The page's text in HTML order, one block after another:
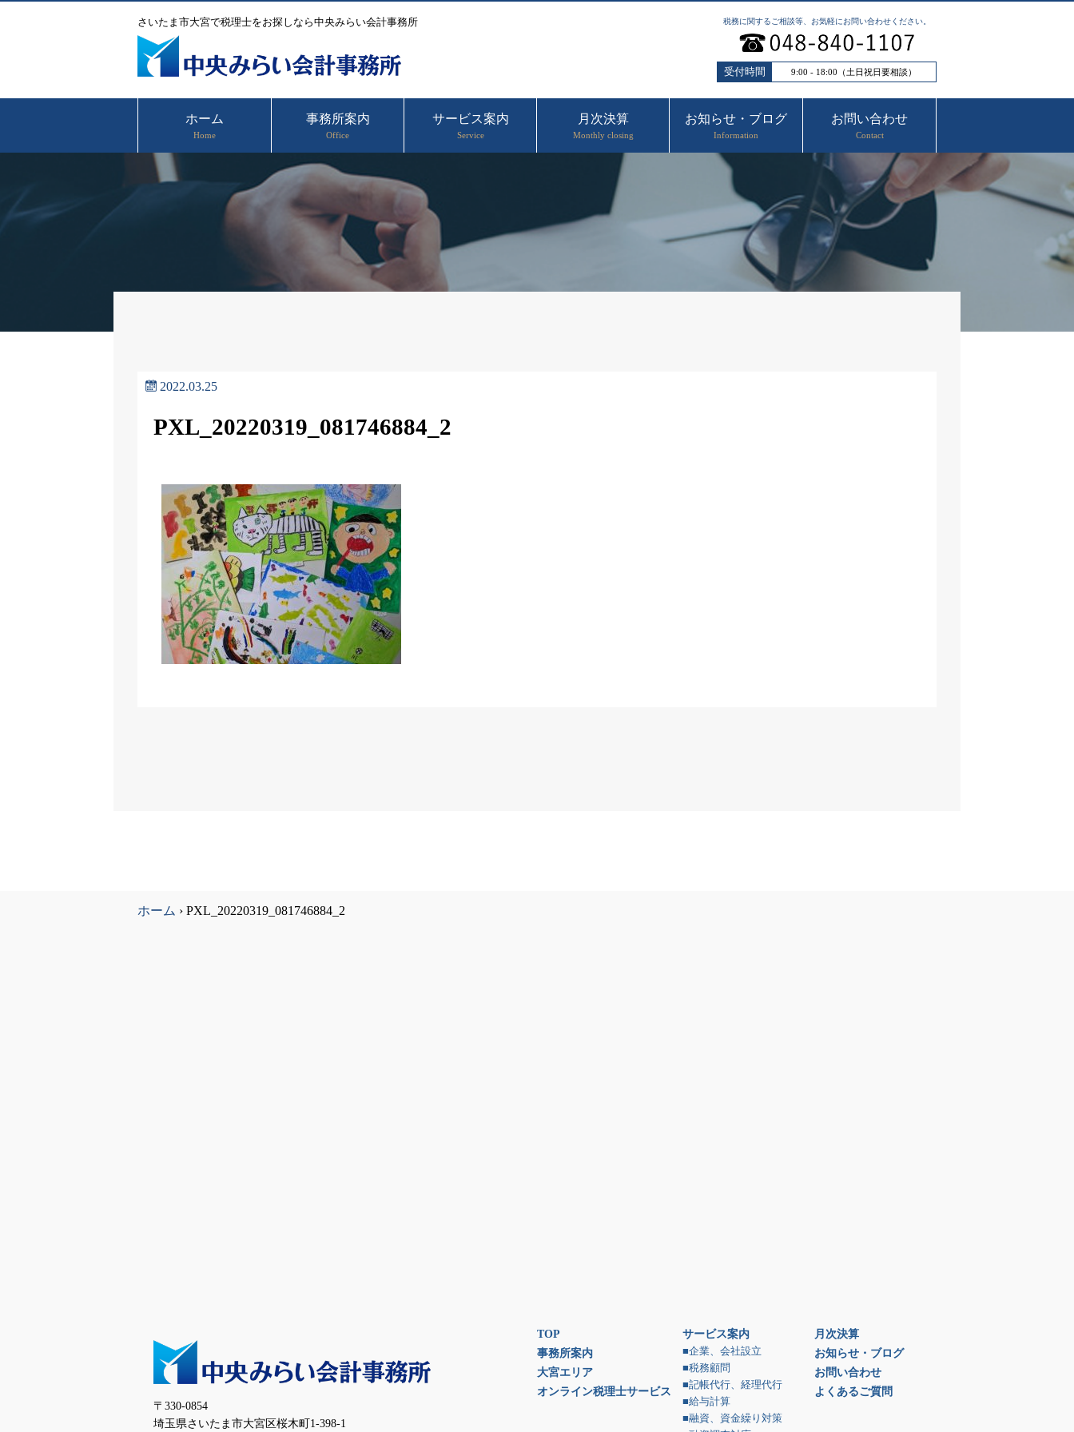
さいたま市大宮で税理士をお探しなら中央みらい会計事務所 税務に関するご相談等、お気軽にお問い合わせください。
受付時間 9:00 - 18:00（土日祝日要相談）
ホーム
Home
事務所案内
Office
サービス案内
Service
月次決算
Monthly closing
お知らせ・ブログ
Information
お問い合わせ
Contact
2022.03.25
PXL_20220319_081746884_2
ホーム › PXL_20220319_081746884_2
〒330-0854
埼玉県さいたま市大宮区桜木町1-398-1
TOP
事務所案内
大宮エリア
オンライン税理士サービス
サービス案内
■企業、会社設立
■税務顧問
■記帳代行、経理代行
■給与計算
■融資、資金繰り対策
月次決算
お知らせ・ブログ
お問い合わせ
よくあるご質問